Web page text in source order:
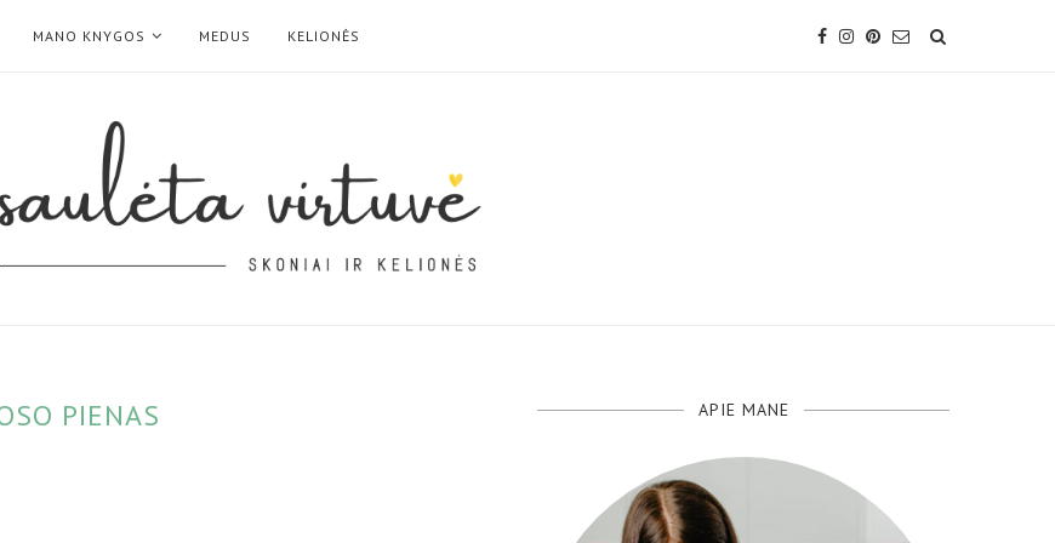
MANO KNYGOS MEDUS KELIONĖS
PIENAS APIE MANE